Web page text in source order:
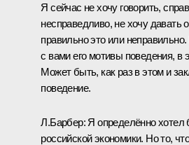
Я сейчас не хочу говорить,
несправедливо, не хочу давать
правильно это или
с вами его мотивы поведения,
Может быть, как раз в этом и
поведение.
Л.Барбер: Я определённо
российской экономики. Но то,